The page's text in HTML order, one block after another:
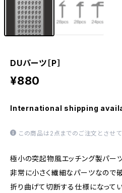
DUパーツ［P］
¥880
International shipping
この商品は2点までのご注文とさせて
極小の突起物風エッチング製パーツ
非常に小さく繊細なパーツなので
折り曲げて切断する仕様になってい